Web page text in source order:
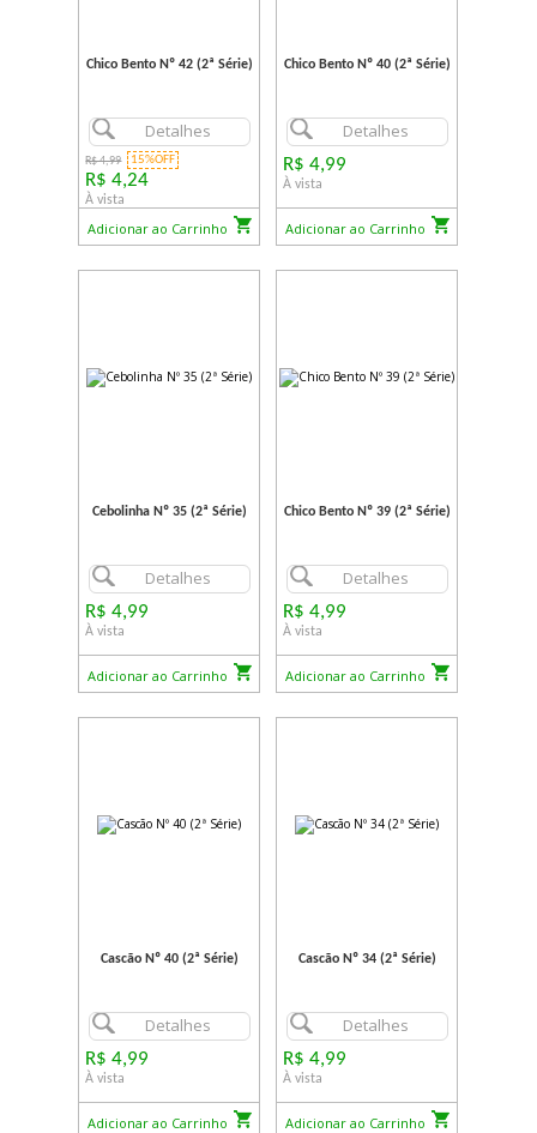
Chico Bento Nº 42 (2ª Série)
Detalhes
R$ 4,99 15%OFF
R$ 4,24
À vista
Adicionar ao Carrinho
Chico Bento Nº 40 (2ª Série)
Detalhes
R$ 4,99
À vista
Adicionar ao Carrinho
Cebolinha Nº 35 (2ª Série)
Detalhes
R$ 4,99
À vista
Adicionar ao Carrinho
Chico Bento Nº 39 (2ª Série)
Detalhes
R$ 4,99
À vista
Adicionar ao Carrinho
Cascão Nº 40 (2ª Série)
Detalhes
R$ 4,99
À vista
Adicionar ao Carrinho
Cascão Nº 34 (2ª Série)
Detalhes
R$ 4,99
À vista
Adicionar ao Carrinho